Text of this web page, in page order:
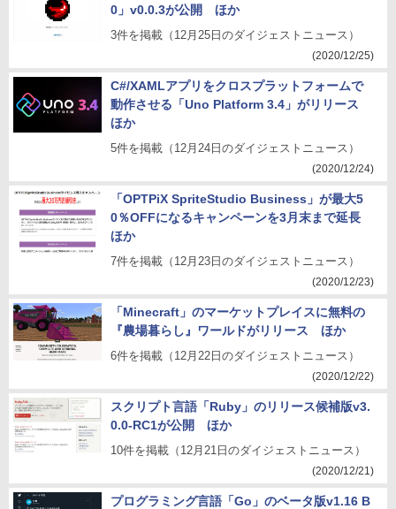
0」v0.0.3が公開 ほか
3件を掲載（12月25日のダイジェストニュース）
(2020/12/25)
C#/XAMLアプリをクロスプラットフォームで
動作させる「Uno Platform 3.4」がリリース
ほか
5件を掲載（12月24日のダイジェストニュース）
(2020/12/24)
「OPTPiX SpriteStudio Business」が最大5
0％OFFになるキャンペーンを3月末まで延長
ほか
7件を掲載（12月23日のダイジェストニュース）
(2020/12/23)
「Minecraft」のマーケットプレイスに無料の
『農場暮らし』ワールドがリリース ほか
6件を掲載（12月22日のダイジェストニュース）
(2020/12/22)
スクリプト言語「Ruby」のリリース候補版v3.
0.0-RC1が公開 ほか
10件を掲載（12月21日のダイジェストニュース）
(2020/12/21)
プログラミング言語「Go」のベータ版v1.16 B